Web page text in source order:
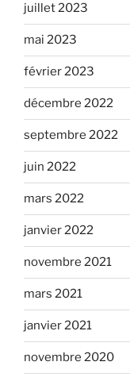
juillet 2023
mai 2023
février 2023
décembre 2022
septembre 2022
juin 2022
mars 2022
janvier 2022
novembre 2021
mars 2021
janvier 2021
novembre 2020